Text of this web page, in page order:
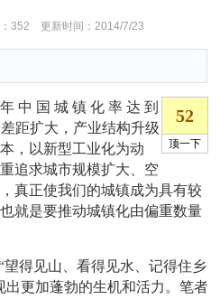
352 更新时间：2014/7/23
中 国 城 镇 化 率 达 到
距扩大，产业结构升级
，以新型工业化为动
追求城市规模扩大、空
真正使我们的城镇成为具有较
就是要推动城镇化由偏重数量
得见山、看得见水、记得住乡
更加蓬勃的生机和活力。笔者